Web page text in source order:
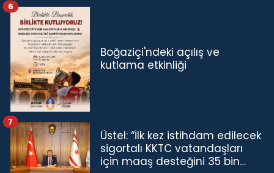
Boğaziçi'ndeki açılış ve
kutlama etkinliği
6
Üstel: “İlk kez istihdam edilecek
sigortalı KKTC vatandaşları
için maaş desteğini 35 bin
7